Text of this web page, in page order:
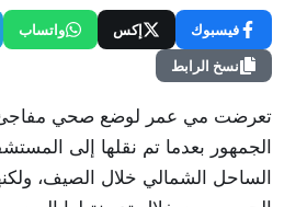
فيسبوك إكس واتساب
نسخ الرابط
تعرضت مي عمر لوضع صحي مفاجئ،
الجمهور بعدما تم نقلها إلى
الساحل الشمالي خلال الصيف،